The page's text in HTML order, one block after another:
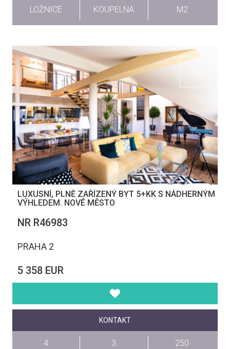
LOŽNICE KOUPELNA M2
LUXUSNÍ, PLNĚ ZAŘÍZENÝ BYT 5+KK S NÁDHERNÝM
VÝHLEDEM. NOVÉ MĚSTO
NR R46983
PRAHA 2
5 358 EUR
KONTAKT
4
3
250